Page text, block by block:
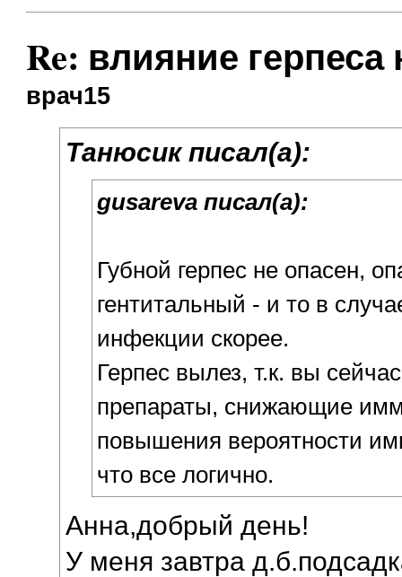
Re: влияние
врач15
Танюсик писал(а):
gusareva писал(а):
Губной герпес не опасен,
гентитальный - и то в
инфекции скорее.
Герпес вылез, т.к. вы
препараты, снижающие
повышения вероятности
что все логично.
Анна,добрый день!
У меня завтра